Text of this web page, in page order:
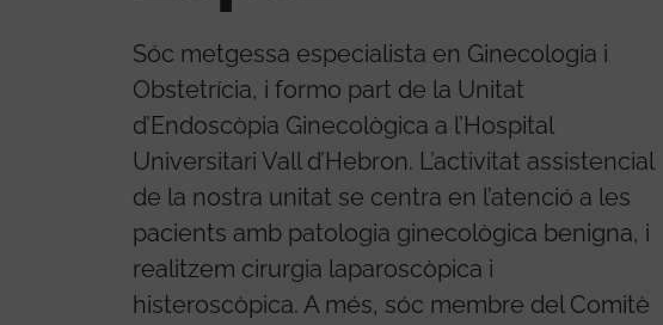
Sóc metgessa especialista en Ginecologia i
Obstetrícia, i formo part de la Unitat
d’Endoscòpia Ginecològica a l’Hospital
Universitari Vall d’Hebron. L’activitat assistencial
de la nostra unitat se centra en l’atenció a les
pacients amb patologia ginecològica benigna, i
realitzem cirurgia laparoscòpica i
histeroscòpica. A més, sóc membre del Comitè